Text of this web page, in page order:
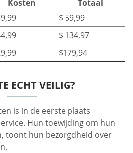
Kosten
Totaal
$ 59,99
$ 134,97
$179,94
ECHT VEILIG?
is in de eerste plaats
Hun toewijding om hun
toont hun bezorgdheid over